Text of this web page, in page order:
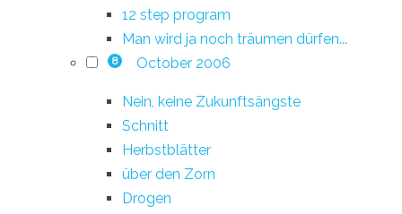
12 step program
Man wird ja noch träumen dürfen...
8 October 2006
Nein, keine Zukunftsängste
Schnitt
Herbstblätter
über den Zorn
Drogen